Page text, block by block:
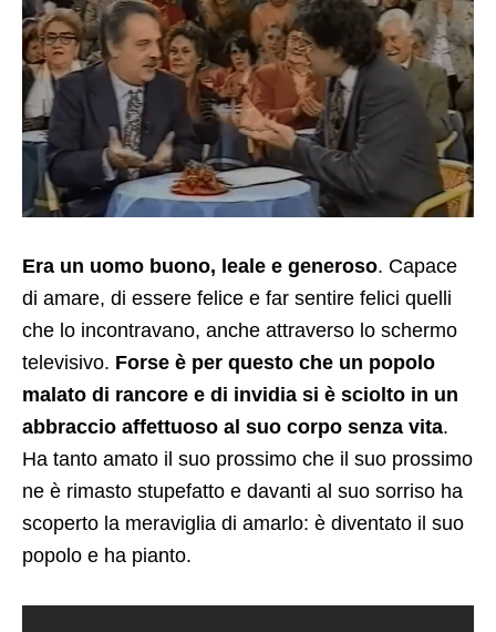
Era un uomo buono, leale e generoso. Capace
di amare, di essere felice e far sentire felici quelli
che lo incontravano, anche attraverso lo schermo
televisivo. Forse è per questo che un popolo
malato di rancore e di invidia si è sciolto in un
abbraccio affettuoso al suo corpo senza vita.
Ha tanto amato il suo prossimo che il suo prossimo
ne è rimasto stupefatto e davanti al suo sorriso ha
scoperto la meraviglia di amarlo: è diventato il suo
popolo e ha pianto.